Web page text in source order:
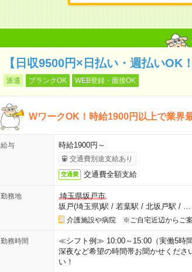
【日収9500円×日払い・週払いOK
派遣 ブランクOK WEB登録・面接OK
WワークOK！時給1900円以上で業界
給与 時給1900円～
交通費別途支給あり
交通費 交通費全額支給
勤務地
埼玉県坂戸市
坂戸(埼玉県)駅 / 若葉駅 / 北坂戸駅 /
介護施設や病院 ※ご自宅近辺からご
勤務時間
≪シフト例≫ 10:00～15:00（実働5時
深夜など希望の時間帯お聞かせくださ
い！